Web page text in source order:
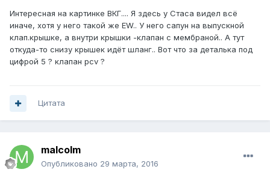
Интересная на картинке ВКГ.... Я здесь у Стаса видел всё
иначе, хотя у него такой же EW.. У него сапун на выпускной
клап.крышке, а внутри крышки -клапан с мембраной.. А тут
откуда-то снизу крышек идёт шланг.. Вот что за деталька под
цифрой 5 ? клапан pcv ?
Цитата
malcolm
Опубликовано 29 марта, 2016